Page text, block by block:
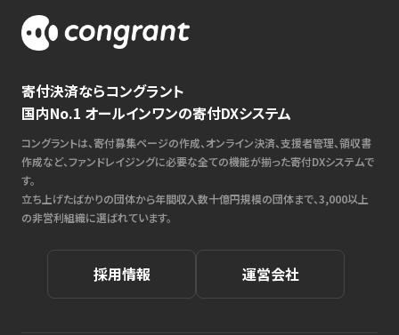
寄付決済ならコングラント
国内No.1 オールインワンの寄付DXシステム
コングラントは、寄付募集ページの作成、オンライン決済、支援者管理、領収書
作成など、ファンドレイジングに必要な全ての機能が揃った寄付DXシステムで
す。
立ち上げたばかりの団体から年間収入数十億円規模の団体まで、3,000以上
の非営利組織に選ばれています。
採用情報 運営会社